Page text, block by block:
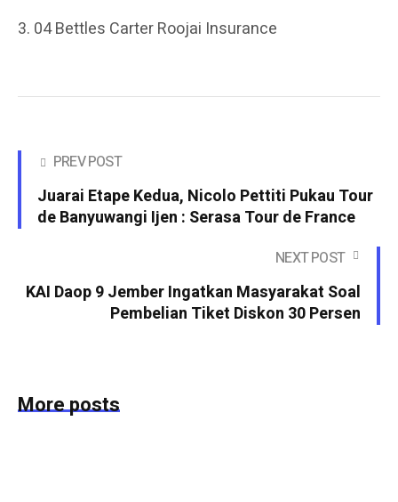
3. 04 Bettles Carter Roojai Insurance
PREV POST
Juarai Etape Kedua, Nicolo Pettiti Pukau Tour
de Banyuwangi Ijen : Serasa Tour de France
NEXT POST
KAI Daop 9 Jember Ingatkan Masyarakat Soal
Pembelian Tiket Diskon 30 Persen
More posts